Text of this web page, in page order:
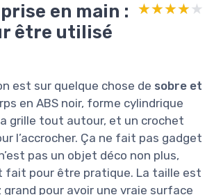
en main :
être utilisé
★★★★★
★★★★★
est sur quelque chose de sobre et
en ABS noir, forme cylindrique
grille tout autour, et un crochet
l’accrocher. Ça ne fait pas gadget
pas un objet déco non plus,
fait pour être pratique. La taille est
grand pour avoir une vraie surface